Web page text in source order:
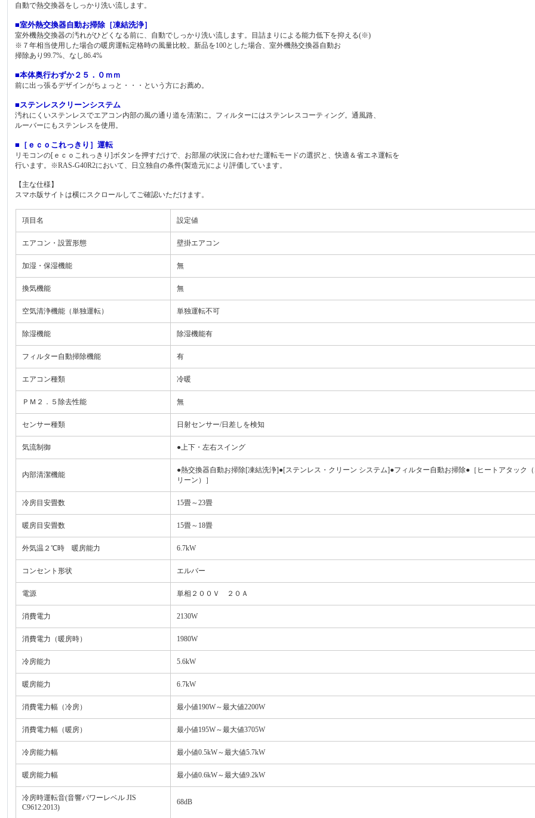
自動で熱交換器をしっかり洗い流します。
■室外熱交換器自動お掃除［凍結洗浄］
室外機熱交換器の汚れがひどくなる前に、自動でしっかり洗い流します。目詰まりによる能力低下を抑える(※)
※７年相当使用した場合の暖房運転定格時の風量比較。新品を100とした場合、室外機熱交換器自動お
掃除あり99.7%、なし86.4%
■本体奥行わずか２５．０ｍｍ
前に出っ張るデザインがちょっと・・・という方にお薦め。
■ステンレスクリーンシステム
汚れにくいステンレスでエアコン内部の風の通り道を清潔に。フィルターにはステンレスコーティング。通風路、
ルーバーにもステンレスを使用。
■［ｅｃｏこれっきり］運転
リモコンの[ｅｃｏこれっきり]ボタンを押すだけで、お部屋の状況に合わせた運転モードの選択と、快適＆省エネ運転を
行います。※RAS-G40R2において、日立独自の条件(製造元)により評価しています。
【主な仕様】
スマホ版サイトは横にスクロールしてご確認いただけます。
項目名 設定値
エアコン・設置形態 壁掛エアコン
加湿・保湿機能 無
換気機能 無
空気清浄機能（単独運転） 単独運転不可
除湿機能 除湿機能有
フィルター自動掃除機能 有
エアコン種類 冷暖
ＰＭ２．５除去性能 無
センサー種類 日射センサー/日差しを検知
気流制御 ●上下・左右スイング
内部清潔機能
●熱交換器自動お掃除[凍結洗浄]●[ステンレス・クリーン システム]●フィルター自動お掃除●［ヒートアタック
リーン）］
冷房目安畳数 15畳～23畳
暖房目安畳数 15畳～18畳
外気温２℃時 暖房能力 6.7kW
コンセント形状 エルバー
電源 単相２００Ｖ ２０Ａ
消費電力 2130W
消費電力（暖房時） 1980W
冷房能力 5.6kW
暖房能力 6.7kW
消費電力幅（冷房） 最小値190W～最大値2200W
消費電力幅（暖房） 最小値195W～最大値3705W
冷房能力幅 最小値0.5kW～最大値5.7kW
暖房能力幅 最小値0.6kW～最大値9.2kW
冷房時運転音(音響パワーレベル JIS
C9612:2013)
68dB